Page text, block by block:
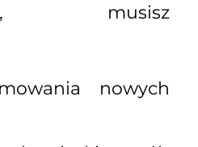
musisz
nowych